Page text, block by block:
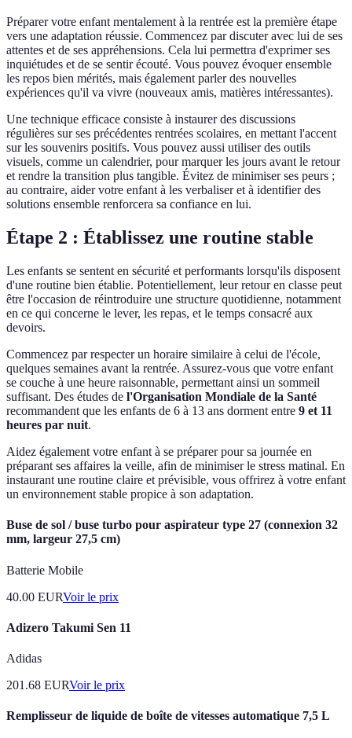
Préparer votre enfant mentalement à la rentrée est la première étape
vers une adaptation réussie. Commencez par discuter avec lui de ses
attentes et de ses appréhensions. Cela lui permettra d'exprimer ses
inquiétudes et de se sentir écouté. Vous pouvez évoquer ensemble
les repos bien mérités, mais également parler des nouvelles
expériences qu'il va vivre (nouveaux amis, matières intéressantes).
Une technique efficace consiste à instaurer des discussions
régulières sur ses précédentes rentrées scolaires, en mettant l'accent
sur les souvenirs positifs. Vous pouvez aussi utiliser des outils
visuels, comme un calendrier, pour marquer les jours avant le retour
et rendre la transition plus tangible. Évitez de minimiser ses peurs ;
au contraire, aider votre enfant à les verbaliser et à identifier des
solutions ensemble renforcera sa confiance en lui.
Étape 2 : Établissez une routine stable
Les enfants se sentent en sécurité et performants lorsqu'ils disposent
d'une routine bien établie. Potentiellement, leur retour en classe peut
être l'occasion de réintroduire une structure quotidienne, notamment
en ce qui concerne le lever, les repas, et le temps consacré aux
devoirs.
Commencez par respecter un horaire similaire à celui de l'école,
quelques semaines avant la rentrée. Assurez-vous que votre enfant
se couche à une heure raisonnable, permettant ainsi un sommeil
suffisant. Des études de l'Organisation Mondiale de la Santé
recommandent que les enfants de 6 à 13 ans dorment entre 9 et 11
heures par nuit.
Aidez également votre enfant à se préparer pour sa journée en
préparant ses affaires la veille, afin de minimiser le stress matinal. En
instaurant une routine claire et prévisible, vous offrirez à votre enfant
un environnement stable propice à son adaptation.
Buse de sol / buse turbo pour aspirateur type 27 (connexion 32
mm, largeur 27,5 cm)
Batterie Mobile
40.00 EURVoir le prix
Adizero Takumi Sen 11
Adidas
201.68 EURVoir le prix
Remplisseur de liquide de boîte de vitesses automatique 7,5 L